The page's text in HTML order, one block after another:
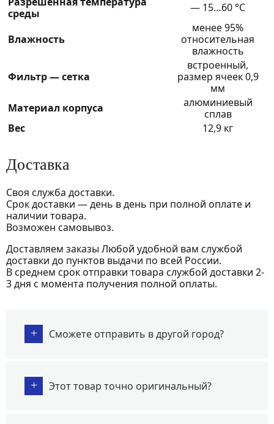
среды
— 15…60 °C
Влажность
менее 95%
относительная
влажность
Фильтр — сетка
встроенный,
размер ячеек 0,9
мм
Материал корпуса
алюминиевый
сплав
Вес
12,9 кг
Доставка
Своя служба доставки.
Срок доставки — день в день при полной оплате и
наличии товара.
Возможен самовывоз.
Доставляем заказы Любой удобной вам службой
доставки до пунктов выдачи по всей России.
В среднем срок отправки товара службой доставки 2-
3 дня с момента получения полной оплаты.
+ Сможете отправить в другой город?
+ Этот товар точно оригинальный?